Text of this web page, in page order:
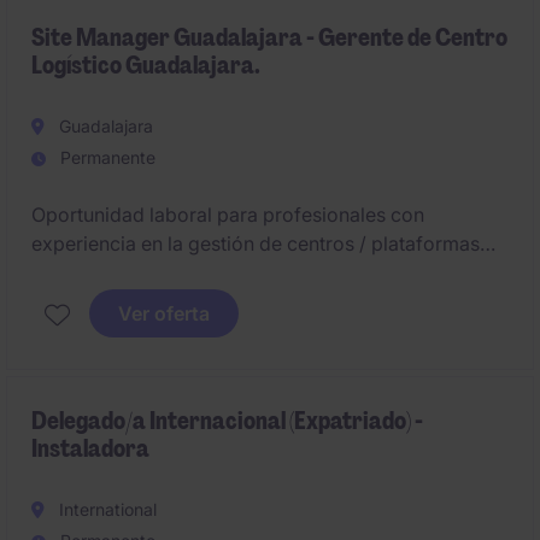
Site Manager Guadalajara - Gerente de Centro
Logístico Guadalajara.
Guadalajara
Permanente
Oportunidad laboral para profesionales con
experiencia en la gestión de centros / plataformas
Ver oferta
Delegado/a Internacional (Expatriado) -
Instaladora
International